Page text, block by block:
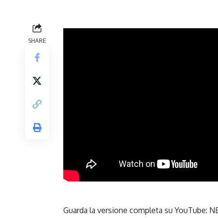
SHARE
Guarda la versione completa su YouTube: